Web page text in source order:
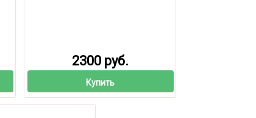
2300 руб.
Купить